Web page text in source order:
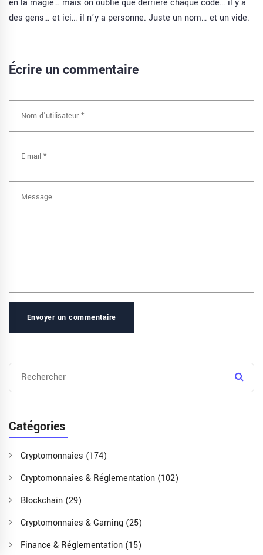
en la magie… mais on oublie que derrière chaque code… il y a
des gens… et ici… il n’y a personne. Juste un nom… et un vide.
Écrire un commentaire
Envoyer un commentaire
Catégories
Cryptomonnaies (174)
Cryptomonnaies & Réglementation (102)
Blockchain (29)
Cryptomonnaies & Gaming (25)
Finance & Réglementation (15)